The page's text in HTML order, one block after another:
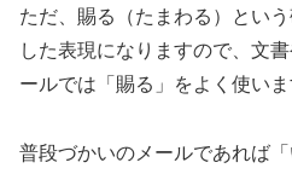
ただ、賜る（たまわる）とい
した表現になりますので、文
ールでは「賜る」をよく使いま
普段づかいのメールであれば